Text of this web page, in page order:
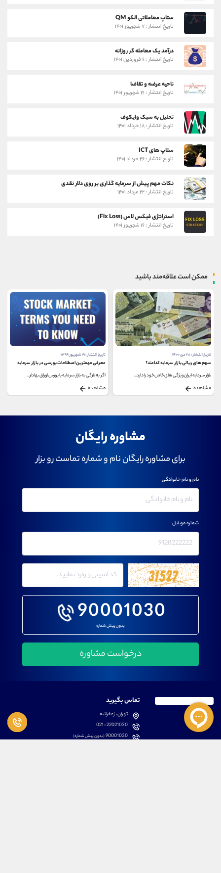
ستاپ معاملاتی الگو QM
تاریخ انتشار : ۷ شهریور ۱۴۰۱
درآمد یک معامله گر روزانه
تاریخ انتشار : ۶ فروردین ۱۴۰۱
ناحیه عرضه و تقاضا
تاریخ انتشار : ۲۱ شهریور ۱۴۰۱
تحلیل به سبک وایکوف
تاریخ انتشار : ۱۸ خرداد ۱۴۰۱
ستاپ های ICT
تاریخ انتشار : ۲۶ خرداد ۱۴۰۱
نکات مهم پیش از سرمایه گذاری بر روی دلار نقدی
تاریخ انتشار : ۲۲ مرداد ۱۴۰۱
استراتژی فیکس لاس (Fix Loss)
تاریخ انتشار : ۱۶ شهریور ۱۴۰۱
ممکن است علاقه‌مند باشید
تاریخ انتشار : ۲۸ دی ۱۴۰۰
سهم های ریالی بازار سرمایه کدامند؟
بازار سرمایه ایران ویژگی های خاص خود را دارد...
مشاهده
تاریخ انتشار : ۱۹ شهریور ۱۳۹۹
معرفی مهمترین اصطلاحات بورسی در بازار سرمایه
اگر به تازگی به بازار سرمایه یا بورس اوراق بهادار...
مشاهده
مشاوره رایگان
برای مشاوره رایگان نام و شماره تماست رو بزار
90001030
بدون پیش شماره
نام و نام خانوادگی
شماره موبایل
تماس بگیرید
تهران، زعفرانیه
021-22021030
90001030(بدون پیش شماره)